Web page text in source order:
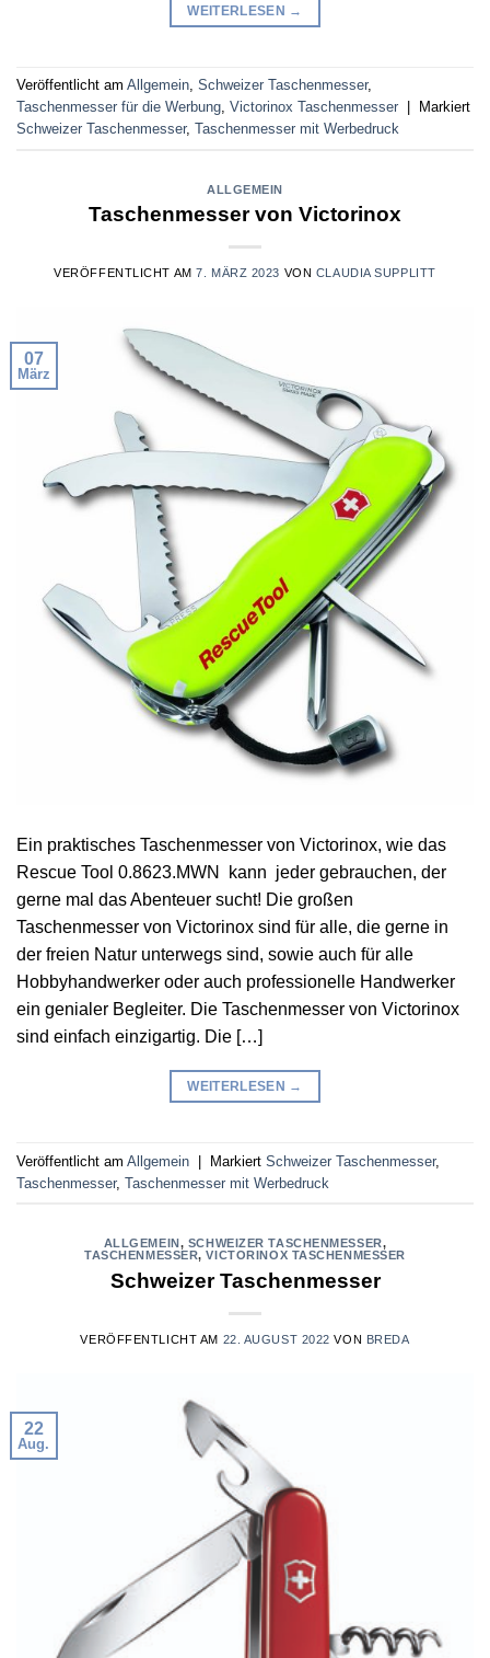
WEITERLESEN →
Veröffentlicht am Allgemein Schweizer Taschenmesser,
Taschenmesser für die Werbung Victorinox Taschenmesser
Markiert
Schweizer Taschenmesser, Taschenmesser mit Werbedruck
ALLGEMEIN
Taschenmesser von Victorinox
VERÖFFENTLICHT AM7. MÄRZ 2023 VON CLAUDIA SUPPLITT
07
März
Ein praktisches Taschenmesser von Victorinox, wie das
Rescue Tool 0.8623.MWN kann jeder gebrauchen, der
gerne mal das Abenteuer sucht! Die großen
Taschenmesser von Victorinox sind für alle, die gerne in
der freien Natur unterwegs sind, sowie auch für alle
Hobbyhandwerker oder auch professionelle Handwerker
ein genialer Begleiter. Die Taschenmesser von Victorinox
sind einfach einzigartig. Die […]
WEITERLESEN →
Veröffentlicht am Allgemein Markiert Schweizer Taschenmesser,
Taschenmesser, Taschenmesser mit Werbedruck
ALLGEMEIN , SCHWEIZER TASCHENMESSER,
TASCHENMESSER,VICTORINOX TASCHENMESSER
Schweizer Taschenmesser
VERÖFFENTLICHT AM 22. AUGUST 2022 VON BREDA
22
Aug.